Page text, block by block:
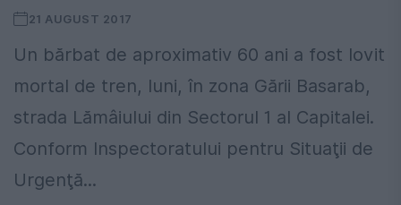
21 AUGUST 2017
Un bărbat de aproximativ 60 ani a fost lovit
mortal de tren, luni, în zona Gării Basarab,
strada Lămâiului din Sectorul 1 al Capitalei.
Conform Inspectoratului pentru Situaţii de
Urgenţă...